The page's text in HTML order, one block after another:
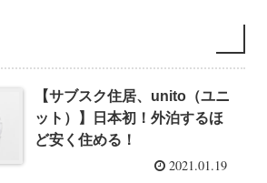
【サブスク住居、unito（ユニ
ット）】日本初！外泊するほ
ど安く住める！
2021.01.19